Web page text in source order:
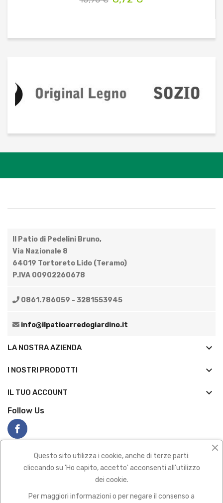
Il Patio di Pedelini Bruno,
Via Nazionale 8
64019 Tortoreto Lido (Teramo)
P.IVA 00902260678
0861.786059 - 3281553945
info@ilpatioarredogiardino.it
LA NOSTRA AZIENDA keyboard_arrow_down
I NOSTRI PRODOTTI keyboard_arrow_down
IL TUO ACCOUNT 
Follow Us
Questo sito utilizza i cookie, anche di terze parti:
cliccando su 'Ho capito, accetto' acconsenti all'utilizzo
dei cookie.
Per maggiori informazioni o per negare il consenso a